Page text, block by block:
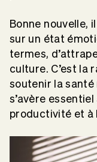
Bonne nouvelle,
sur un état
termes,
culture. C’est la
soutenir la
s’avère
productivité et à